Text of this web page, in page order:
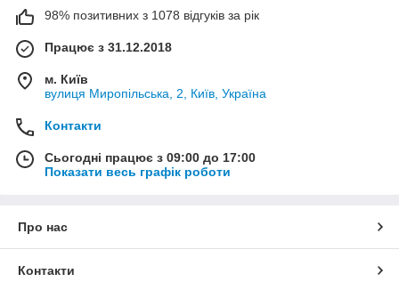
98% позитивних з 1078 відгуків за рік
Працює з 31.12.2018
м. Київ
вулиця Миропільська, 2, Київ, Україна
Контакти
Сьогодні працює з 09:00 до 17:00
Показати весь графік роботи
Про нас
Контакти